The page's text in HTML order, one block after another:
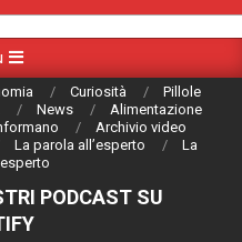
Curiosità
Pillole
News
Alimentazione
Archivio video
La parola all’esperto
La
PODCAST SU